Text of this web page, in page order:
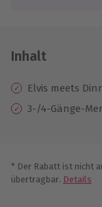
Inhalt
Elvis meets
3-/4-Gänge-
* Der Rabatt ist nicht
übertragbar. Details